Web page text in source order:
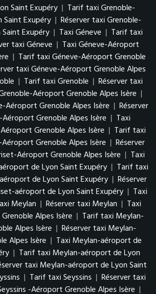
Saint Exupéry | Tarif taxi Grenoble-
Exupéry | Réserver taxi Grenoble-
Exupéry | Taxi Géneve | Tarif taxi
taxi Géneve | Taxi Géneve-Aéroport
| Tarif taxi Géneve-Aéroport Grenoble
taxi Géneve-Aéroport Grenoble Alpes
| Tarif taxi Grenoble | Réserver taxi
Aéroport Grenoble Alpes Isère |
Aéroport Grenoble Alpes Isère | Réserver
Grenoble Alpes Isère | Taxi
Grenoble Alpes Isère | Tarif taxi
Grenoble Alpes Isère | Réserver
Aéroport Grenoble Alpes Isère | Taxi
de Lyon Saint Exupéry | Tarif taxi
de Lyon Saint Exupéry | Réserver
aéroport de Lyon Saint Exupéry | Taxi
Meylan | Réserver taxi Meylan | Taxi
Alpes Isère | Tarif taxi Meylan-
Alpes Isère | Réserver taxi Meylan-
Alpes Isère | Taxi Meylan-aéroport de
| Tarif taxi Meylan-aéroport de Lyon
taxi Meylan-aéroport de Lyon Saint
| Tarif taxi Seyssins | Réserver taxi
-Aéroport Grenoble Alpes Isère |